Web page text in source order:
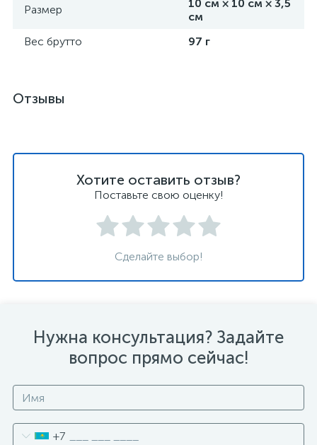
Размер
10 см × 10 см × 3,5
см
Вес брутто
97 г
Отзывы
Хотите оставить отзыв?
Поставьте свою оценку!
Сделайте выбор!
Нужна консультация? Задайте
вопрос прямо сейчас!
+7